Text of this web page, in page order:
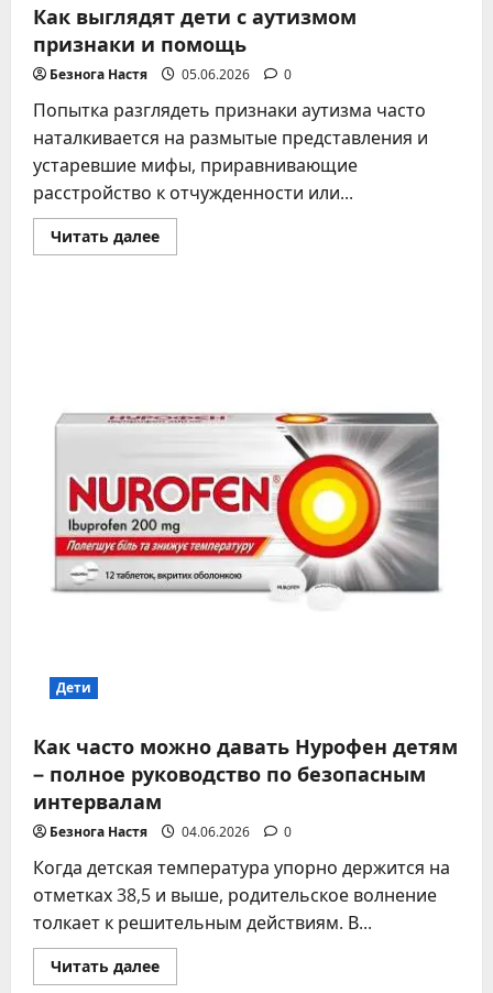
Как выглядят дети с аутизмом
признаки и помощь
Безнога Настя 05.06.2026 0
Попытка разглядеть признаки аутизма часто
наталкивается на размытые представления и
устаревшие мифы, приравнивающие
расстройство к отчужденности или...
Читать далееПрочитать
больше
Дети
Как часто можно давать Нурофен детям
– полное руководство по безопасным
интервалам
Безнога Настя 04.06.2026 0
Когда детская температура упорно держится на
отметках 38,5 и выше, родительское волнение
толкает к решительным действиям. В...
Читать далееПрочитать
больше